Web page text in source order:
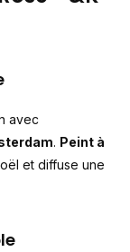
avec
. Peint à
et diffuse une